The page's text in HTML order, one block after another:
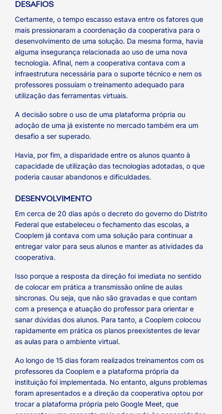
DESAFIOS
Certamente, o tempo escasso estava entre os fatores que
mais pressionaram a coordenação da cooperativa para o
desenvolvimento de uma solução. Da mesma forma, havia
alguma insegurança relacionada ao uso de uma nova
tecnologia. Afinal, nem a cooperativa contava com a
infraestrutura necessária para o suporte técnico e nem os
professores possuíam o treinamento adequado para
utilização das ferramentas virtuais.
A decisão sobre o uso de uma plataforma própria ou
adoção de uma já existente no mercado também era um
desafio a ser superado.
Havia, por fim, a disparidade entre os alunos quanto à
capacidade de utilização das tecnologias adotadas, o que
poderia causar abandonos e dificuldades.
DESENVOLVIMENTO
Em cerca de 20 dias após o decreto do governo do Distrito
Federal que estabeleceu o fechamento das escolas, a
Cooplem já contava com uma solução para continuar a
entregar valor para seus alunos e manter as atividades da
cooperativa.
Isso porque a resposta da direção foi imediata no sentido
de colocar em prática a transmissão online de aulas
síncronas. Ou seja, que não são gravadas e que contam
com a presença e atuação do professor para orientar e
sanar dúvidas dos alunos. Para tanto, a Cooplem colocou
rapidamente em prática os planos preexistentes de levar
as aulas para o ambiente virtual.
Ao longo de 15 dias foram realizados treinamentos com os
professores da Cooplem e a plataforma própria da
instituição foi implementada. No entanto, alguns problemas
foram apresentados e a direção da cooperativa optou por
trocar a plataforma própria pelo Google Meet, que